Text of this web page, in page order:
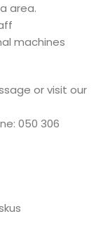
area.
machines
or visit our
050 306